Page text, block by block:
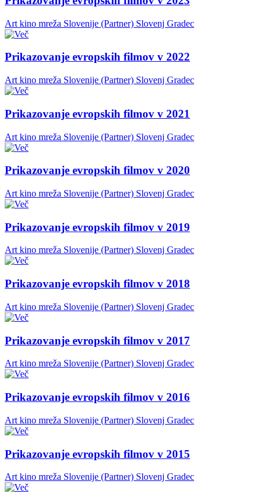
Art kino mreža Slovenije (Partner) Slovenj Gradec
Prikazovanje evropskih filmov v 2022
Art kino mreža Slovenije (Partner) Slovenj Gradec
Prikazovanje evropskih filmov v 2021
Art kino mreža Slovenije (Partner) Slovenj Gradec
Prikazovanje evropskih filmov v 2020
Art kino mreža Slovenije (Partner) Slovenj Gradec
Prikazovanje evropskih filmov v 2019
Art kino mreža Slovenije (Partner) Slovenj Gradec
Prikazovanje evropskih filmov v 2018
Art kino mreža Slovenije (Partner) Slovenj Gradec
Prikazovanje evropskih filmov v 2017
Art kino mreža Slovenije (Partner) Slovenj Gradec
Prikazovanje evropskih filmov v 2016
Art kino mreža Slovenije (Partner) Slovenj Gradec
Prikazovanje evropskih filmov v 2015
Art kino mreža Slovenije (Partner) Slovenj Gradec